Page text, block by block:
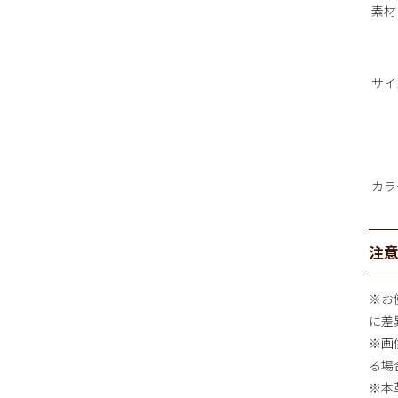
素材
サ
カ
注
※お
に
※画
る
※本